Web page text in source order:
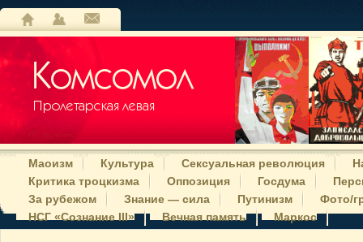
Маоизм Культура Сексуальная революция
Критика троцкизма
Оппозиция Госдума
За рубежом
Знание — сила Путинизм
Фото/
НСГ «Сознание III»
Вечная память Маркос